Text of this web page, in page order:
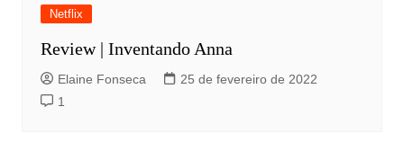
Netflix
Review | Inventando Anna
Elaine Fonseca
25 de fevereiro de 2022
1